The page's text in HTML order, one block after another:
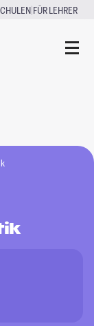
|FÜR LEHRER